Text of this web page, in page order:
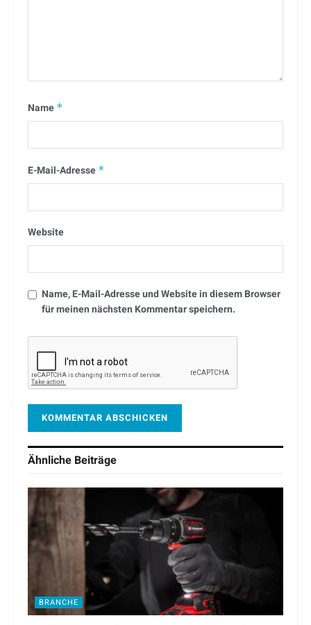
Name *
E-Mail-Adresse *
Website
Name, E-Mail-Adresse und Website in diesem Browser
für meinen nächsten Kommentar speichern.
Ähnliche Beiträge
BRANCHE